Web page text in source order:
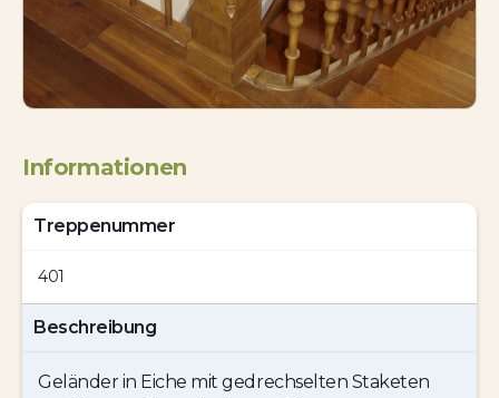
Informationen
Treppenummer
401
Beschreibung
Geländer in Eiche mit gedrechselten Staketen